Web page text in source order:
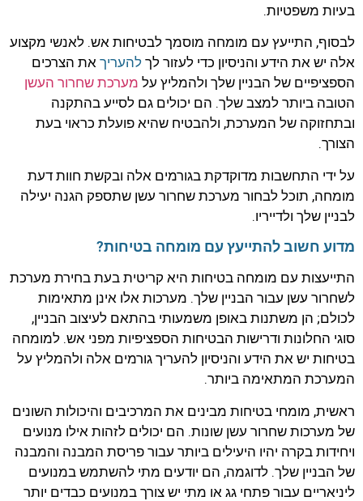
בעיות משפטיות.
לבסוף, התייעץ עם מומחה מוסמך לבטיחות אש. לאנשי מקצוע
אלה יש את הידע והניסיון כדי לעזור לך להעריך את הצרכים
הספציפיים של הבניין שלך ולהמליץ על מערכת שחרור העשן
הטובה ביותר למצב שלך. הם יכולים גם לסייע בהתקנה
ובתחזוקה של המערכת, ולהבטיח שהיא פועלת כראוי בעת
הצורך.
על ידי התחשבות מדוקדקת בגורמים אלה ובקשת חוות דעת
מומחה, תוכל לבחור מערכת שחרור עשן שתספק הגנה יעילה
לבניין שלך ולדייריו.
מדוע חשוב להתייעץ עם מומחה בטיחות?
התייעצות עם מומחה בטיחות היא קריטית בעת בחירת מערכת
לשחרור עשן עבור הבניין שלך. מערכות אלו אינן מתאימות
לכולם; הן משתנות באופן משמעותי בהתאם לעיצוב הבניין,
סוגי החלונות ודרישות הבטיחות הספציפיות מפני אש. למומחה
בטיחות יש את הידע והניסיון להעריך גורמים אלה ולהמליץ על
המערכת המתאימה ביותר.
ראשית, מומחי בטיחות מבינים את המרכיבים והיכולות השונים
של מערכות שחרור עשן שונות. הם יכולים לזהות אילו מנועים
ויחידות בקרה יהיו היעילים ביותר עבור פריסת המבנה והמבנה
של הבניין שלך. לדוגמה, הם יודעים מתי להשתמש במנועים
ליניאריים עבור פתחי גג או מתי יש צורך במנועים כבדים יותר